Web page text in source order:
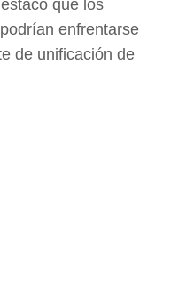
que los
enfrentarse
de unificación de